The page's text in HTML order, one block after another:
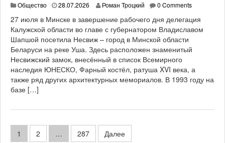
Общество 28.07.2026 Роман Троцкий 0 Comments
27 июля в Минске в завершение рабочего дня делегация
Калужской области во главе с губернатором Владиславом
Шапшой посетила Несвиж – город в Минской области
Беларуси на реке Уша. Здесь расположен знаменитый
Несвижский замок, внесённый в список Всемирного
наследия ЮНЕСКО, Фарный костёл, ратуша XVI века, а
также ряд других архитектурных мемориалов. В 1993 году на
базе […]
Навигация
1 2 … 287 Далее